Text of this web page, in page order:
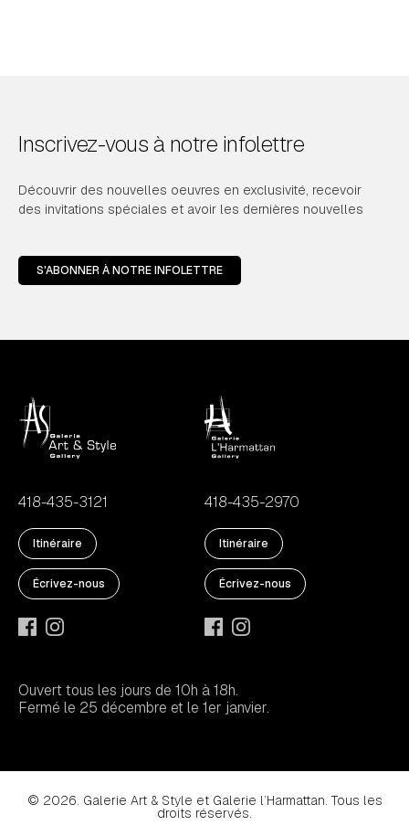
Inscrivez-vous à notre infolettre
Découvrir des nouvelles oeuvres en exclusivité, recevoir
des invitations spéciales et avoir les dernières nouvelles
S'ABONNER À NOTRE INFOLETTRE
418-435-3121
Itinéraire
Écrivez-nous
418-435-2970
Itinéraire
Écrivez-nous
Ouvert tous les jours de 10h à 18h.
Fermé le 25 décembre et le 1er janvier.
© 2026. Galerie Art & Style et Galerie l’Harmattan. Tous les
droits réservés.